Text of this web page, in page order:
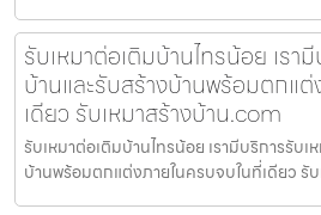
รับเหมาต่อเติมบ้านไทรน้อย เรา
บ้านและรับสร้างบ้านพร้อมตกแ
เดียว รับเหมาสร้างบ้าน.com
รับเหมาต่อเติมบ้านไทรน้อย เรามีบริการรับเ
บ้านพร้อมตกแต่งภายในครบจบในที่เดียว รับ